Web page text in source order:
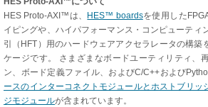
HES Proto-AXI™は、
HES™ boardsを使用した
イピングや、ハイパフォーマンス・コンピューティ
引（HFT）用のハードウェアアクセラレータの構築
ケージです。 さまざまなボードユーティリティ、
ン、ボード定義ファイル、およびC/C++および
ースのインターコネクトモジュールとホストブリッ
ジモジュールが含まれています。